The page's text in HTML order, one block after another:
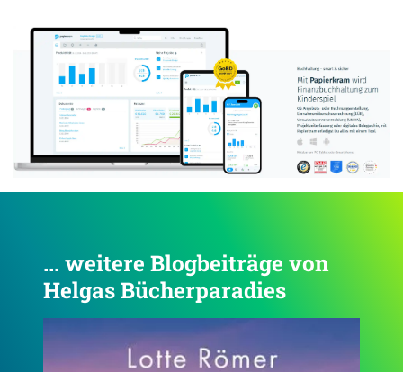
... weitere Blogbeiträge von
Helgas Bücherparadies